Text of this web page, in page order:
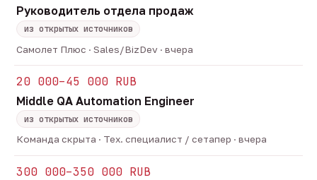
Руководитель отдела продаж
из открытых источников
Самолет Плюс · Sales/BizDev · вчера
20 000–45 000 RUB
Middle QA Automation Engineer
из открытых источников
Команда скрыта · Тех. специалист / сетапер · вчера
300 000–350 000 RUB